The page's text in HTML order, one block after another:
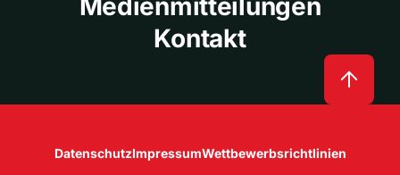
Medienmitteilungen
Kontakt
DatenschutzImpressumWettbewerbsrichtlinien